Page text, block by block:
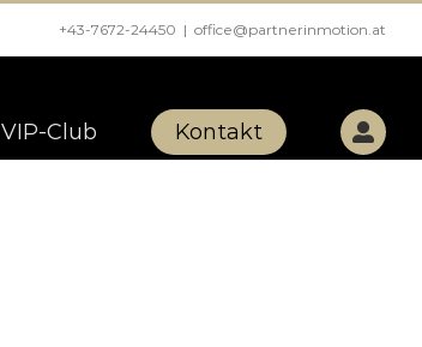
+43-7672-24450 | office@partnerinmotion.at
VIP-Club Kontakt